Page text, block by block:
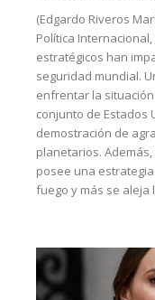
(Edgardo Riveros
Política
estratégicos han
seguridad mundial.
enfrentar la
conjunto de Estados
demostración de
planetarios.
posee una
fuego y más se aleja